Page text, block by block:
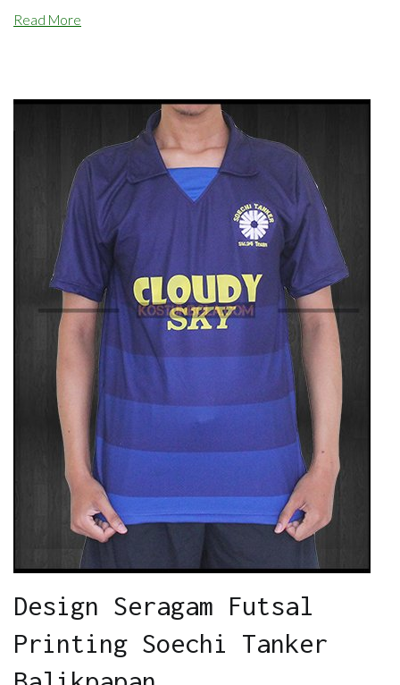
Read More
Design Seragam Futsal
Printing Soechi Tanker